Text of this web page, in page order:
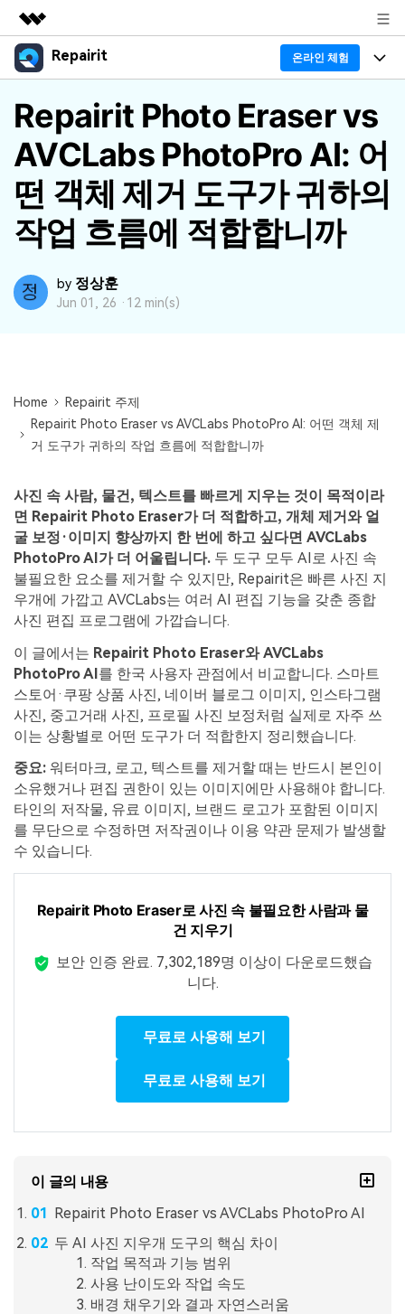
주요 제품
유틸리티
비즈니스
개요
솔루션
회사 소개
뉴스룸
플랜 및 가격
도움말 센터
Repairit 온라인 체험
프로그램
리페어릿 AI
크로스 플랫폼 AI 복원 및 향상 도구
무료 체험하기
관련 제품
Relumi - 앱
UBackit - 데이터 백업
기능
기본 기능
AI 보정
Repairit 소개
손상된 파일 복구 전문가
활용 & 가이드
활용 팁
데이터 복구 사례
PC 복구
기타 복구
자세히 보기
인공지능 기반 영상, 사진, 문서 및 오디오 파일의 복
Repairit -- 이메일
PST 및 OST 파일과 분실된 Outlook 이메일 복구 솔
루션
Repairit Photo Eraser vs
AVCLabs PhotoPro AI: 어
떤 객체 제거 도구가 귀하의
작업 흐름에 적합합니까
by 정상훈
Jun 01, 26 · 12 min(s)
Home
Repairit 주제
Repairit Photo Eraser vs AVCLabs PhotoPro AI: 어떤 객체 제
거 도구가 귀하의 작업 흐름에 적합합니까
사진 속 사람, 물건, 텍스트를 빠르게 지우는 것이 목적이라
면 Repairit Photo Eraser가 더 적합하고, 개체 제거와 얼
굴 보정·이미지 향상까지 한 번에 하고 싶다면 AVCLabs
PhotoPro AI가 더 어울립니다. 두 도구 모두 AI로 사진 속
불필요한 요소를 제거할 수 있지만, Repairit은 빠른 사진 지
우개에 가깝고 AVCLabs는 여러 AI 편집 기능을 갖춘 종합
사진 편집 프로그램에 가깝습니다.
이 글에서는 Repairit Photo Eraser와 AVCLabs
PhotoPro AI를 한국 사용자 관점에서 비교합니다. 스마트
스토어·쿠팡 상품 사진, 네이버 블로그 이미지, 인스타그램
사진, 중고거래 사진, 프로필 사진 보정처럼 실제로 자주 쓰
이는 상황별로 어떤 도구가 더 적합한지 정리했습니다.
중요: 워터마크, 로고, 텍스트를 제거할 때는 반드시 본인이
소유했거나 편집 권한이 있는 이미지에만 사용해야 합니다.
타인의 저작물, 유료 이미지, 브랜드 로고가 포함된 이미지
를 무단으로 수정하면 저작권이나 이용 약관 문제가 발생할
수 있습니다.
Repairit Photo Eraser로 사진 속 불필요한 사람과 물
건 지우기
보안 인증 완료. 7,302,189명 이상이 다운로드했습
니다.
무료로 사용해 보기
무료로 사용해 보기
이 글의 내용
Repairit Photo Eraser vs AVCLabs PhotoPro AI
두 AI 사진 지우개 도구의 핵심 차이
작업 목적과 기능 범위
사용 난이도와 작업 속도
배경 채우기와 결과 자연스러움